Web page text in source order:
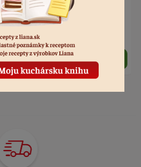
Sviečka na tortu farebná
pastelka 12 ks
2,50 €